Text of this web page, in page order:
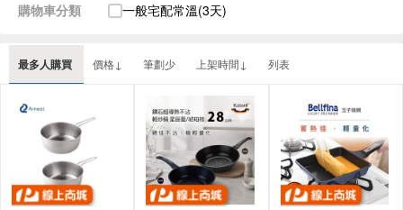
最多人購買 價格↓ 筆劃少 上架時間↓ 列表
購物車分類 一般宅配常溫(3天)